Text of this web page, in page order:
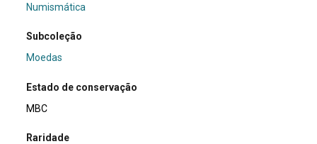
Numismática
Subcoleção
Moedas
Estado de conservação
MBC
Raridade